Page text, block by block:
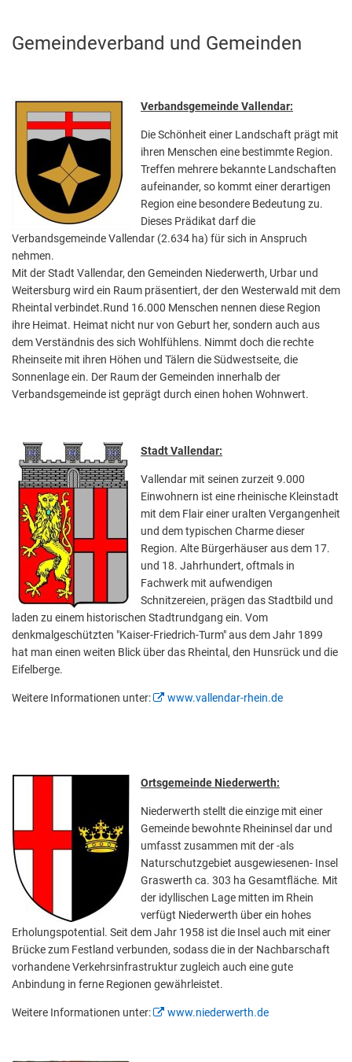
Steuern, Gebühren, Beiträge
Kita-Sozialarbeit
Gemeindeverband
Gemeinden
Gemeindeverband und Gemeinden
Verbandsgemeinde Vallendar:
Die Schönheit einer Landschaft prägt mit
ihren Menschen eine bestimmte Region.
Treffen mehrere bekannte Landschaften
aufeinander, so kommt einer derartigen
Region eine besondere Bedeutung zu.
Dieses Prädikat darf die
Verbandsgemeinde Vallendar (2.634 ha) für sich in Anspruch
nehmen.
Mit der Stadt Vallendar, den Gemeinden Niederwerth, Urbar und
Weitersburg wird ein Raum präsentiert, der den Westerwald mit dem
Rheintal verbindet.Rund 16.000 Menschen nennen diese Region
ihre Heimat. Heimat nicht nur von Geburt her, sondern auch aus
dem Verständnis des sich Wohlfühlens. Nimmt doch die rechte
Rheinseite mit ihren Höhen und Tälern die Südwestseite, die
Sonnenlage ein. Der Raum der Gemeinden innerhalb der
Verbandsgemeinde ist geprägt durch einen hohen Wohnwert.
Stadt Vallendar:
Vallendar mit seinen zurzeit 9.000
Einwohnern ist eine rheinische Kleinstadt
mit dem Flair einer uralten Vergangenheit
und dem typischen Charme dieser
Region. Alte Bürgerhäuser aus dem 17.
und 18. Jahrhundert, oftmals in
Fachwerk mit aufwendigen
Schnitzereien, prägen das Stadtbild und
laden zu einem historischen Stadtrundgang ein. Vom
denkmalgeschützten "Kaiser-Friedrich-Turm" aus dem Jahr 1899
hat man einen weiten Blick über das Rheintal, den Hunsrück und die
Eifelberge.
Weitere Informationen unter: www.vallendar-rhein.de
Ortsgemeinde Niederwerth:
Niederwerth stellt die einzige mit einer
Gemeinde bewohnte Rheininsel dar und
umfasst zusammen mit der -als
Naturschutzgebiet ausgewiesenen- Insel
Graswerth ca. 303 ha Gesamtfläche. Mit
der idyllischen Lage mitten im Rhein
verfügt Niederwerth über ein hohes
Erholungspotential. Seit dem Jahr 1958 ist die Insel auch mit einer
Brücke zum Festland verbunden, sodass die in der Nachbarschaft
vorhandene Verkehrsinfrastruktur zugleich auch eine gute
Anbindung in ferne Regionen gewährleistet.
Weitere Informationen unter: www.niederwerth.de